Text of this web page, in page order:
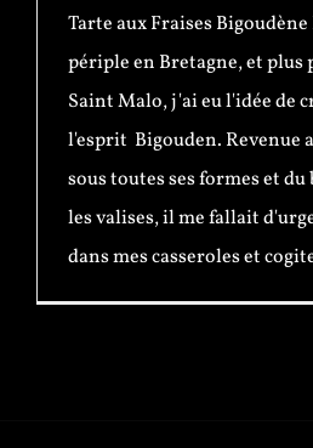
Tarte aux Fraises
périple en Bretagne, et plus
Saint Malo, j'ai eu l'idée de
l'esprit Bigouden. Revenue
sous toutes ses formes et
les valises, il me fallait
dans mes casseroles et